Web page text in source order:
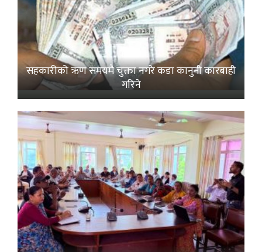
सहकारीको ऋण समयमै चुक्ता नगरे कडा कानुनी कारबाही
गरिने